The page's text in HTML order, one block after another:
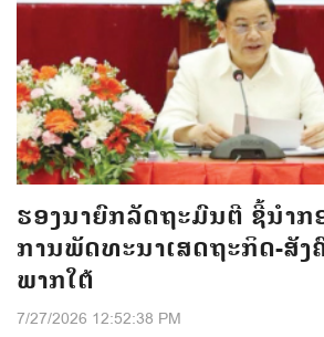
ຮອງນາຍົກລັດຖະມົນຕີ ຊີ້ນຳກ
ການພັດທະນາເສດຖະກິດ-ສັງ
ພາກໃຕ້
7/27/2026 12:52:38 PM